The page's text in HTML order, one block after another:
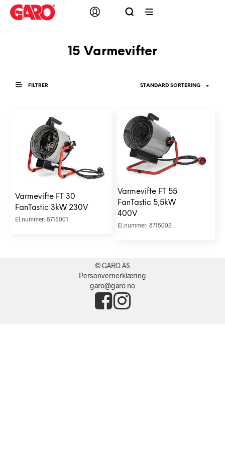
15 Varmevifter
FILTRER
Varmevifte FT 30
FanTastic 3kW 230V
El.nummer: 8715001
Varmevifte FT 55
FanTastic 5,5kW
400V
El.nummer: 8715002
© GARO AS
Personvernerklæring
garo@garo.no